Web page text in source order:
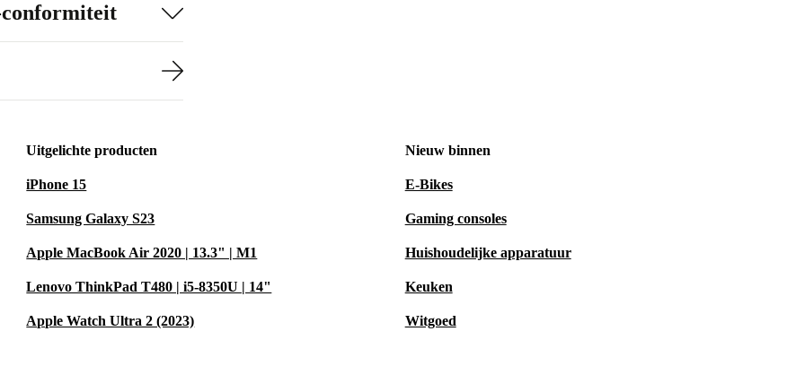
voor een
en een
gebruik.
bike past
aan een
Uitgelichte producten
iPhone 15
Samsung Galaxy S23
Apple MacBook Air 2020 | 13.3" | M1
Lenovo ThinkPad T480 | i5-8350U | 14"
Apple Watch Ultra 2 (2023)
Nieuw binnen
E-Bikes
Gaming consoles
Huishoudelijke apparatuur
Keuken
Witgoed